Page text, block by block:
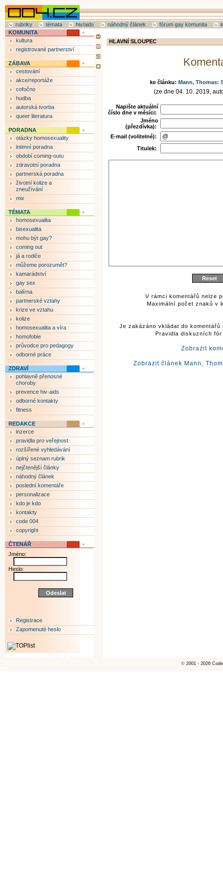
rubriky témata hiv/aids náhodný článek fórum gay komunita
HLAVNÍ SLOUPEC
ke článku: Mann, Thomas:
(ze dne 04. 10. 2019,
Napište aktuální
číslo dne v měsíci:
Jméno
(přezdívka):
E-mail (volitelné):
Titulek:
V rámci komentářů nelze
Maximální počet znaků v
Je zakázáno vkládat do
Pravidla diskuzních
Zobrazit
Zobrazit článek Mann,
KOMUNITA
kultura
registrované partnerství
ZÁBAVA
cestování
akce/reportáže
cofočno
hudba
autorská tvorba
queer literatura
PORADNA
otázky homosexuality
intimní poradna
období coming-outu
zdravotní poradna
partnerská poradna
životní kolize a
zneužívání
mix
TÉMATA
homosexualita
bisexualita
mohu být gay?
coming out
já a rodiče
můžeme porozumět?
kamarádství
gay sex
balírna
partnerské vztahy
krize ve vztahu
kolize
homosexualita a víra
homofobie
průvodce pro pedagogy
odborné práce
ZDRAVÍ
pohlavně přenosné
choroby
prevence hiv-aids
odborné kontakty
fitness
REDAKCE
inzerce
pravidla pro veřejnost
rozšířené vyhledávání
úplný seznam rubrik
nejčtenější články
náhodný článek
poslední komentáře
personalizace
kdo je kdo
kontakty
code 004
copyright
ČTENÁŘ
Jméno:
Heslo:
Registrace
Zapomenuté heslo
© 2001 - 2026